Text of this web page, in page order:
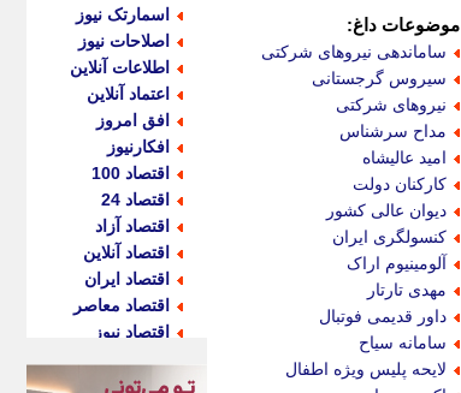
موضوعات داغ:
ساماندهی نیروهای شرکتی
سیروس گرجستانی
نیروهای شرکتی
مداح سرشناس
امید عالیشاه
کارکنان دولت
دیوان عالی کشور
کنسولگری ایران
آلومینیوم اراک
مهدی تارتار
داور قدیمی فوتبال
سامانه سیاح
لایحه پلیس ویژه اطفال
اسمارتک نیوز
اصلاحات نیوز
اطلاعات آنلاین
اعتماد آنلاین
افق امروز
افکارنیوز
اقتصاد 100
اقتصاد 24
اقتصاد آزاد
اقتصاد آنلاین
اقتصاد ایران
اقتصاد معاصر
اقتصاد نیوز
اکوفارس